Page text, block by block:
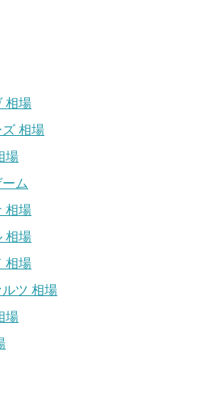
相場
相場
場
ム
相場
相場
相場
ツ 相場
場